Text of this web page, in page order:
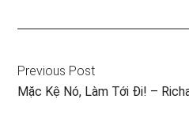
Previous Post
Mặc Kệ Nó, Làm Tới Đi! –